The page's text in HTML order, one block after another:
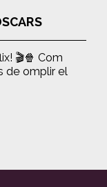
🎬🍿 Com
de omplir el